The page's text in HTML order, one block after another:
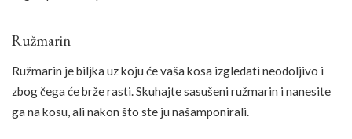
Ružmarin
Ružmarin je biljka uz koju će vaša kosa izgledati neodoljivo i
zbog čega će brže rasti. Skuhajte sasušeni ružmarin i nanesite
ga na kosu, ali nakon što ste ju našamponirali.